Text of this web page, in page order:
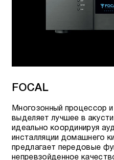
FOCAL
Многозонный процессор
выделяет лучшее в
идеально координируя
инсталляции домашнего
предлагает передовые
непревзойденное